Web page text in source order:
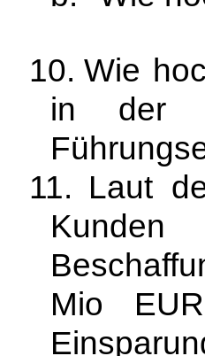
10. Wie
in der
11. Laut
Mio